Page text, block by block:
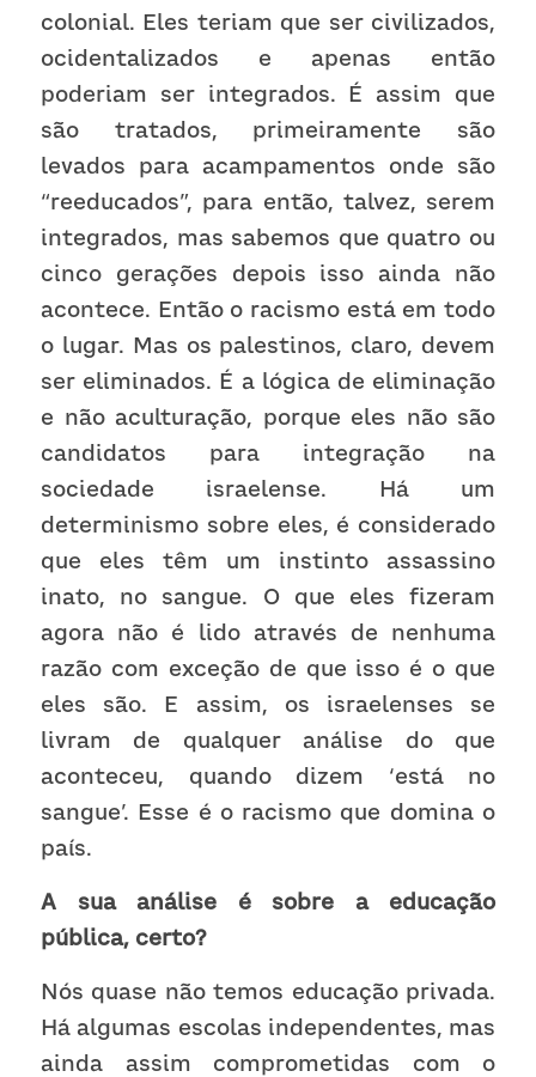
colonial. Eles teriam que ser civilizados,
ocidentalizados e apenas então
poderiam ser integrados. É assim que
são tratados, primeiramente são
levados para acampamentos onde são
“reeducados”, para então, talvez, serem
integrados, mas sabemos que quatro ou
cinco gerações depois isso ainda não
acontece. Então o racismo está em todo
o lugar. Mas os palestinos, claro, devem
ser eliminados. É a lógica de eliminação
e não aculturação, porque eles não são
candidatos para integração na
sociedade israelense. Há um
determinismo sobre eles, é considerado
que eles têm um instinto assassino
inato, no sangue. O que eles fizeram
agora não é lido através de nenhuma
razão com exceção de que isso é o que
eles são. E assim, os israelenses se
livram de qualquer análise do que
aconteceu, quando dizem ‘está no
sangue’. Esse é o racismo que domina o
país.
A sua análise é sobre a educação
pública, certo?
Nós quase não temos educação privada.
Há algumas escolas independentes, mas
ainda assim comprometidas com o